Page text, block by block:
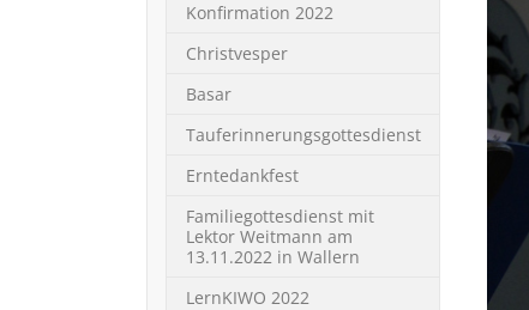
Konfirmation 2022
Christvesper
Basar
Tauferinnerungsgottesdienst
Erntedankfest
Familiegottesdienst mit
Lektor Weitmann am
13.11.2022 in Wallern
LernKIWO 2022